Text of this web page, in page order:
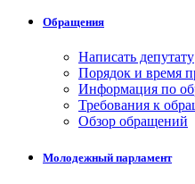
Обращения
Написать депутату
Порядок и время
Информация по
Требования к
Обзор обращений
Молодежный парламент